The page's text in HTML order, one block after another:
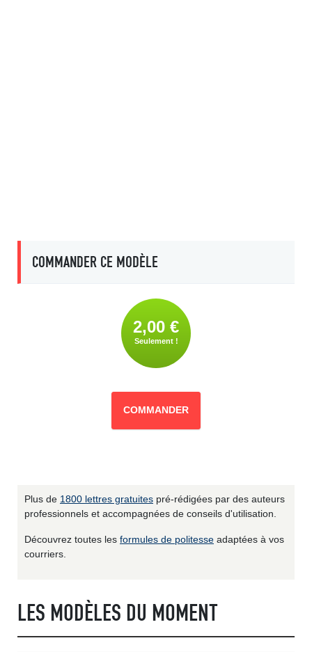
COMMANDER CE MODÈLE
2,00 €
Seulement !
COMMANDER
Plus de 1800 lettres gratuites pré-rédigées par des auteurs
professionnels et accompagnées de conseils d'utilisation.
Découvrez toutes les formules de politesse adaptées à vos
courriers.
LES MODÈLES DU MOMENT